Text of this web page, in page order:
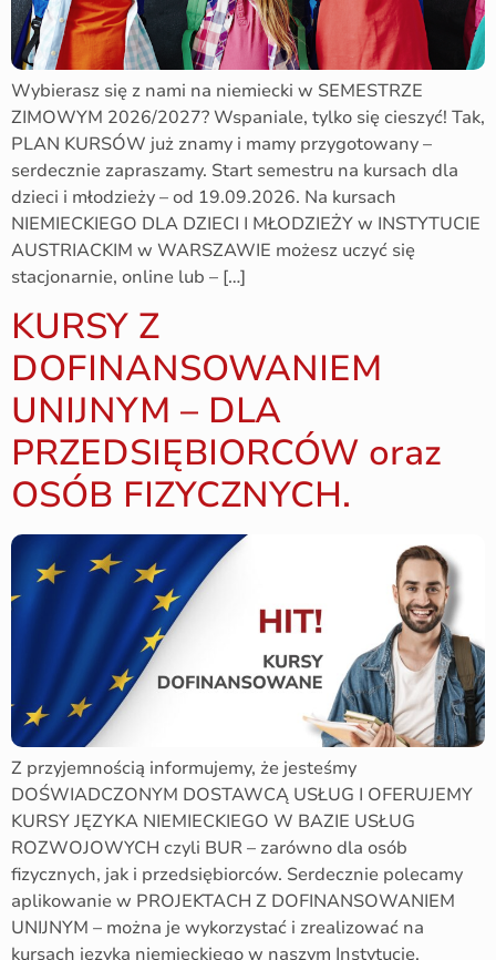
Wybierasz się z nami na niemiecki w SEMESTRZE
ZIMOWYM 2026/2027? Wspaniale, tylko się cieszyć! Tak,
PLAN KURSÓW już znamy i mamy przygotowany –
serdecznie zapraszamy. Start semestru na kursach dla
dzieci i młodzieży – od 19.09.2026. Na kursach
NIEMIECKIEGO DLA DZIECI I MŁODZIEŻY w INSTYTUCIE
AUSTRIACKIM w WARSZAWIE możesz uczyć się
stacjonarnie, online lub – […]
KURSY Z
DOFINANSOWANIEM
UNIJNYM – DLA
PRZEDSIĘBIORCÓW oraz
OSÓB FIZYCZNYCH.
Z przyjemnością informujemy, że jesteśmy
DOŚWIADCZONYM DOSTAWCĄ USŁUG I OFERUJEMY
KURSY JĘZYKA NIEMIECKIEGO W BAZIE USŁUG
ROZWOJOWYCH czyli BUR – zarówno dla osób
fizycznych, jak i przedsiębiorców. Serdecznie polecamy
aplikowanie w PROJEKTACH Z DOFINANSOWANIEM
UNIJNYM – można je wykorzystać i zrealizować na
kursach języka niemieckiego w naszym Instytucie.